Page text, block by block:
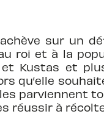
sur un
roi et à la
Kustas et
qu’elle
parviennent
réussir à